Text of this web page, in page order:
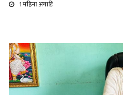
1 महिना अगाडि